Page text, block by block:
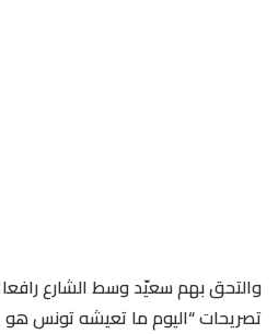
والتحق بهم سعيّد وسط الشارع
تصريحات “اليوم ما تعيشه تونس